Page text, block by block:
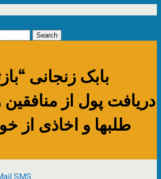
بابک زنجانی
دریافت پول از
طلبها و اخاذی از